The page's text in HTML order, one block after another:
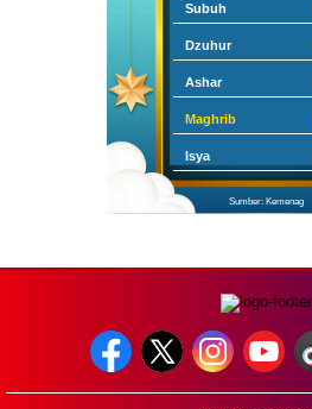
Subuh
Dzuhur
Ashar
Maghrib
Isya
Sumber: Kemenag